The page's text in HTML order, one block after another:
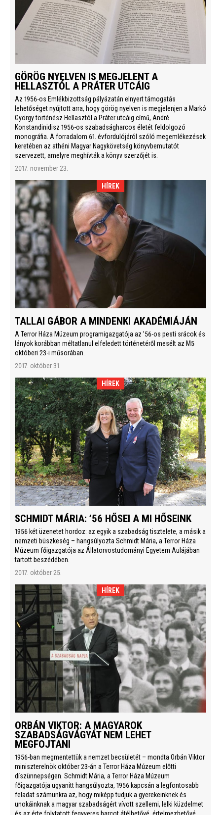
GÖRÖG NYELVEN IS MEGJELENT A
HELLASZTÓL A PRÁTER UTCÁIG
Az 1956-os Emlékbizottság pályázatán elnyert támogatás
lehetőséget nyújtott arra, hogy görög nyelven is megjelenjen a Markó
György történész Hellasztól a Práter utcáig című, André
Konstandinidisz 1956-os szabadságharcos életét feldolgozó
monográfia. A forradalom 61. évfordulójáról szóló megemlékezések
keretében az athéni Magyar Nagykövetség könyvbemutatót
szervezett, amelyre meghívták a könyv szerzőjét is.
2017. november 23.
HÍREK
TALLAI GÁBOR A MINDENKI AKADÉMIÁJÁN
A Terror Háza Múzeum programigazgatója az ’56-os pesti srácok és
lányok korábban méltatlanul elfeledett történetéről mesélt az M5
októberi 23-i műsorában.
2017. október 31.
HÍREK
SCHMIDT MÁRIA: ’56 HŐSEI A MI HŐSEINK
1956 két üzenetet hordoz: az egyik a szabadság tisztelete, a másik a
nemzeti büszkeség – hangsúlyozta Schmidt Mária, a Terror Háza
Múzeum főigazgatója az Állatorvostudományi Egyetem Aulájában
tartott beszédében.
2017. október 25.
HÍREK
ORBÁN VIKTOR: A MAGYAROK
SZABADSÁGVÁGYÁT NEM LEHET
MEGFOJTANI
1956-ban megmentettük a nemzet becsületét – mondta Orbán Viktor
miniszterelnök október 23-án a Terror Háza Múzeum előtti
díszünnepségen. Schmidt Mária, a Terror Háza Múzeum
főigazgatója ugyanitt hangsúlyozta, 1956 kapcsán a legfontosabb
feladat számunkra az, hogy miképp tudjuk a gyerekeinknek és
unokáinknak a magyar szabadságért vívott szellemi, lelki küzdelmet